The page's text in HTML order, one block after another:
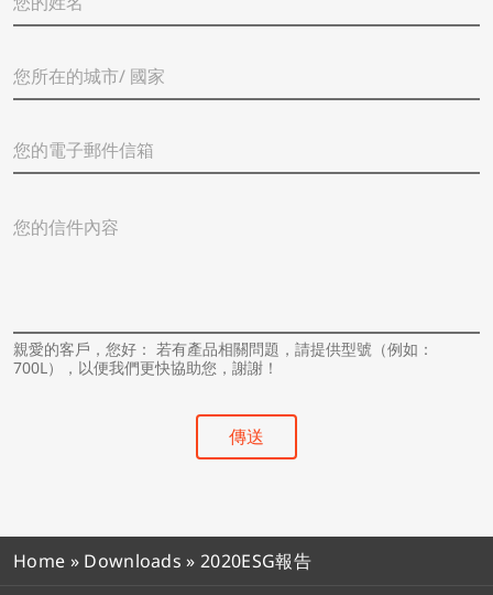
的
姓
*您
所
在
城
市
家
您
的
電
郵
件
的
*
親愛的客戶，您好： 若有產品相關問題，請提供型號（例如：
700L），以便我們更快協助您，謝謝！
傳送
Home » Downloads »2020ESG報告